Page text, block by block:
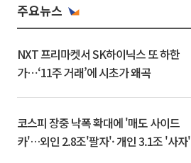
주요뉴스
NXT 프리마켓서 SK하이닉스 또 하한
가⋯‘11주 거래’에 시초가 왜곡
코스피 장중 낙폭 확대에 '매도 사이드
카'…외인 2.8조'팔자'· 개인 3.1조 '사자'